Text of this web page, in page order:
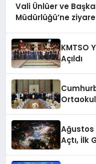
Vali Ünlüer ve
Müdürlüğü’ne
KMTSO
Açıldı
Ağustos
Açtı, İlk